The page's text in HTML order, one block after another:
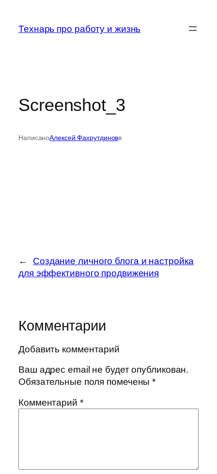
содержимому
Технарь про работу и жизнь
Screenshot_3
НаписаноАлексей Фахрутдиновв
←
Создание личного блога и настройка
для эффективного продвижения
Комментарии
Добавить комментарий
Ваш адрес email не будет опубликован.
Обязательные поля помечены*
Комментарий *